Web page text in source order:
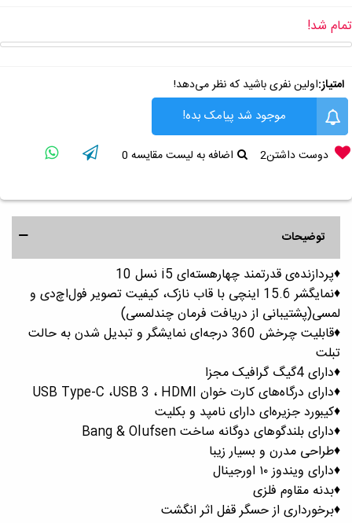
تمام شد!
امتیاز:اولین نفری باشید که نظر می‌دهد!
موجود شد پیامک بده!
دوست داشتن2 اضافه به لیست مقایسه 0
توضیحات
♦️پردازنده‌ی قدرتمند چهارهسته‌ای i5 نسل 10
♦️نمایگشر 15.6 اینچی با قاب نازک، کیفیت تصویر فول‌اچ‎‌دی و
لمسی(پشتیبانی از دریافت فرمان چندلمسی)
♦️قابلیت چرخش 360 درجه‌ای نمایشگر و تبدیل شدن به حالت
تبلت
♦️دارای 4گیگ گرافیک مجزا
♦️دارای درگاه‌های کارت خوان USB Type-C ،USB 3 ، HDMI
♦️کیبورد جزیره‌ای دارای نامپد و بکلیت
♦️دارای بلندگوهای دوگانه ساخت Bang & Olufsen
♦️طراحی مدرن و بسیار زیبا
♦️دارای ویندوز ١٠ اورجینال
♦️بدنه مقاوم فلزی
♦️برخورداری از حسگر قفل اثر انگشت